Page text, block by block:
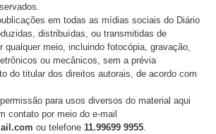
mail não será publicado. Campos
com *
em todas as mídias sociais do Diário
distribuídas, ou transmitidas de
qualquer meio, incluindo fotocópia, gravação,
ou mecânicos, sem a prévia
do titular dos direitos autorais, de acordo com
para usos diversos do material aqui
contato por meio do e-mail
ou telefone 11.99699 9955